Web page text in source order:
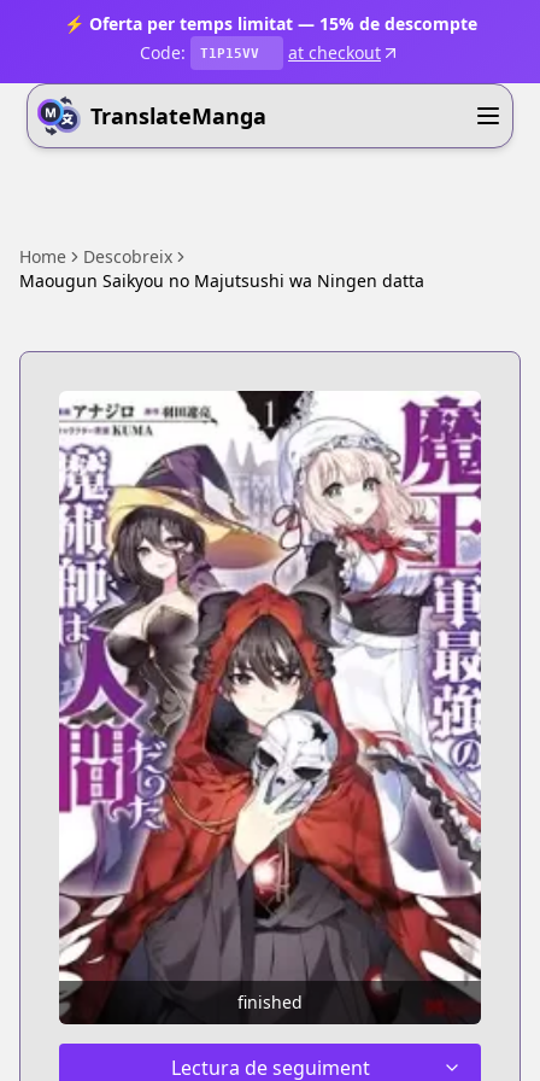
⚡ Oferta per temps limitat — 15% de descompte
Code:
T1P15VV at checkout
TranslateManga
Home
Descobreix
Maougun Saikyou no Majutsushi wa Ningen datta
finished
Lectura de seguiment